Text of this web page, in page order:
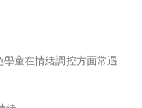
童在情緒調控方面常遇